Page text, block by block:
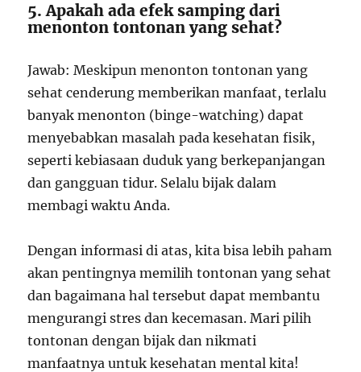
5. Apakah ada efek samping dari
menonton tontonan yang sehat?
Jawab: Meskipun menonton tontonan yang
sehat cenderung memberikan manfaat, terlalu
banyak menonton (binge-watching) dapat
menyebabkan masalah pada kesehatan fisik,
seperti kebiasaan duduk yang berkepanjangan
dan gangguan tidur. Selalu bijak dalam
membagi waktu Anda.
Dengan informasi di atas, kita bisa lebih paham
akan pentingnya memilih tontonan yang sehat
dan bagaimana hal tersebut dapat membantu
mengurangi stres dan kecemasan. Mari pilih
tontonan dengan bijak dan nikmati
manfaatnya untuk kesehatan mental kita!